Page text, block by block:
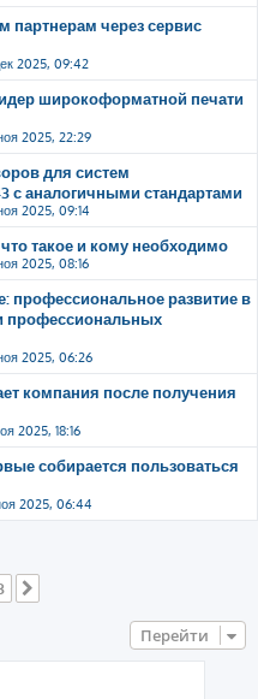
партнерам через сервис
2025, 09:42
широкоформатной печати
2025, 22:29
для систем
с аналогичными стандартами
2025, 09:14
такое и кому необходимо
2025, 08:16
профессиональное развитие в
профессиональных
2025, 06:26
компания после получения
2025, 18:16
собирается пользоваться
2025, 06:44
Перейти